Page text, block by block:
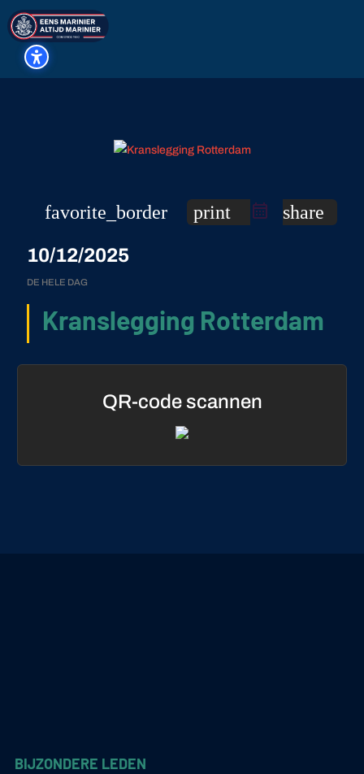
favorite_border print share
10/12/2025
DE HELE DAG
Kranslegging Rotterdam
QR-code scannen
BIJZONDERE LEDEN